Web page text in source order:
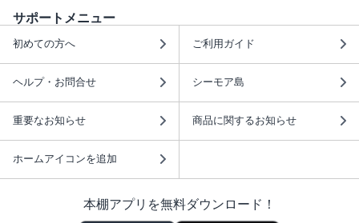
サポートメニュー
初めての方へ ご利用ガイド
ヘルプ・お問合せ シーモア島
重要なお知らせ 商品に関するお知らせ
ホームアイコンを追加
本棚アプリを無料ダウンロード！